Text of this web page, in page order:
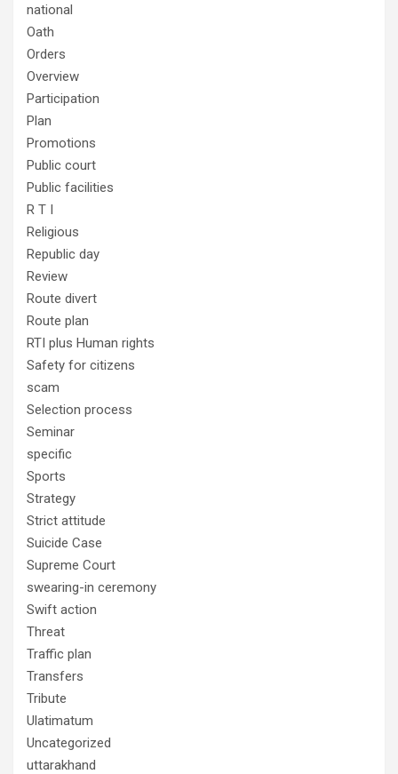
national
Oath
Orders
Overview
Participation
Plan
Promotions
Public court
Public facilities
R T I
Religious
Republic day
Review
Route divert
Route plan
RTI plus Human rights
Safety for citizens
scam
Selection process
Seminar
specific
Sports
Strategy
Strict attitude
Suicide Case
Supreme Court
swearing-in ceremony
Swift action
Threat
Traffic plan
Transfers
Tribute
Ulatimatum
Uncategorized
uttarakhand